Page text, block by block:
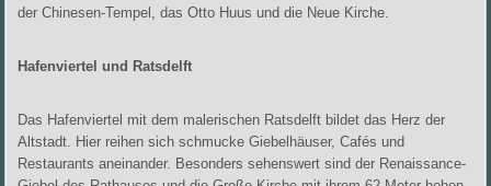
der Chinesen-Tempel, das Otto Huus und die Neue Kirche.
Hafenviertel und Ratsdelft
Das Hafenviertel mit dem malerischen Ratsdelft bildet das Herz der
Altstadt. Hier reihen sich schmucke Giebelhäuser, Cafés und
Restaurants aneinander. Besonders sehenswert sind der Renaissance-